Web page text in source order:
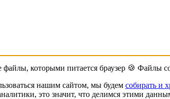
файлы, которыми питается браузер 🍪 Файлы
нашим сайтом, мы будем собирать и
это значит, что делимся этими